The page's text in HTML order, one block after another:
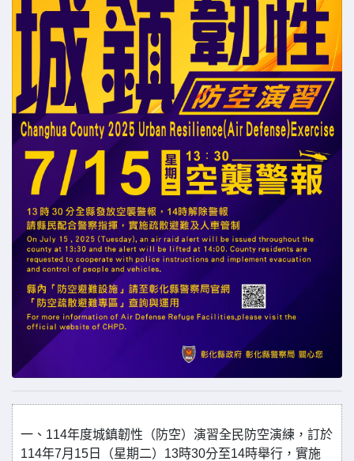
一、114年度城鎮韌性（防空）演習全民防空演練，訂於
114年7月15日（星期二）13時30分至14時舉行，實施